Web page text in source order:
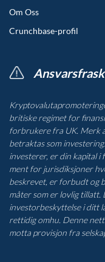
Om Oss
Crunchbase-profil
britiske regimet for
forbrukere fra UK. Merk
betraktas som
investerer, er din kapital
ment for jurisdiksjoner
beskrevet, er forbudt og
måter som er lovlig tillatt.
investorbeskyttelse i ditt
rettidig omhu. Denne
motta provisjon fra